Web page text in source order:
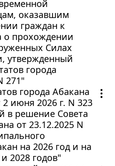
оказавшим
граждан к
о прохождении
Силах
утвержденный
города
271"
города Абакана
июня 2026 г. N 323
в решение Совета
от 23.12.2025 N
на 2026 год и на
2028 годов"